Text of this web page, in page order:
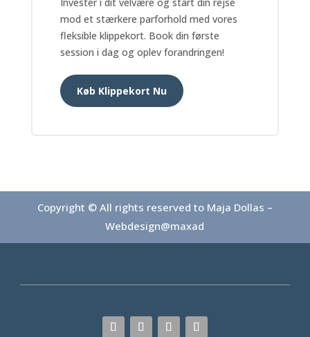
mod et stærkere parforhold med vores
fleksible klippekort. Book din første
session i dag og oplev forandringen!
Køb Klippekort Nu
Copyright © All rights reserved to Maja Dollas –
Webdesign@maxad